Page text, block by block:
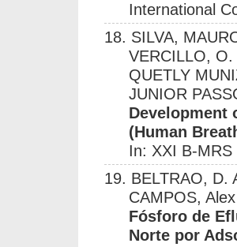
International
18. SILVA,
VERCILLO,
QUETLY
JUNIOR
Development
(Human
In: XXI B-
19. BELTRAO, D.
CAMPOS,
Fósforo de
Norte por